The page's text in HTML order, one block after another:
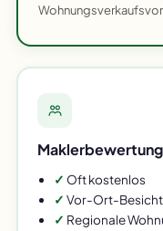
Maklerbewertung
✓ Oft kostenlos
✓ Vor-Ort-
✓ Regionale